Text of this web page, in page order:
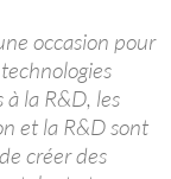
occasion pour
la R&D, les
et la R&D sont
créer des